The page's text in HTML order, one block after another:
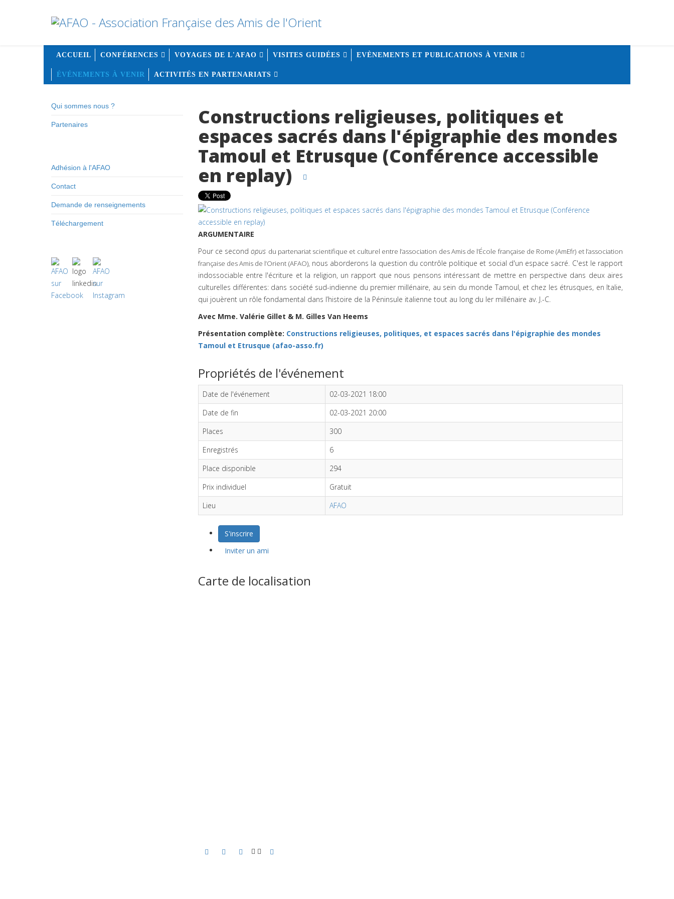
ACCUEIL CONFÉRENCES VOYAGES DE L'AFAO VISITES GUIDÉES EVÈNEMENTS ET PUBLICATIONS À VENIR
ÉVÉNEMENTS À VENIR ACTIVITÉS EN PARTENARIATS
Qui sommes nous ?
Partenaires
Adhésion à l'AFAO
Contact
Demande de renseignements
Téléchargement
Constructions religieuses, politiques et
espaces sacrés dans l'épigraphie des mondes
Tamoul et Etrusque (Conférence accessible
en replay)
ARGUMENTAIRE
Pour ce secondopus du partenariat scientifique et culturel entre l’association des Amis de l’École française de Rome (AmEfr) et l’association
française des Amis de l’Orient (AFAO), nous aborderons la question du contrôle politique et social d'un espace sacré. C'est le rapport
indossociable entre l'écriture et la religion, un rapport que nous pensons intéressant de mettre en perspective dans deux aires
culturelles différentes: dans société sud-indienne du premier millénaire, au sein du monde Tamoul, et chez les étrusques, en Italie,
qui jouèrent un rôle fondamental dans l’histoire de la Péninsule italienne tout au long du Ier millénaire av. J.-C.
Avec Mme. Valérie Gillet & M. Gilles Van Heems
Présentation complète: Constructions religieuses, politiques, et espaces sacrés dans l'épigraphie des mondes
Tamoul et Etrusque (afao-asso.fr)
Propriétés de l'événement
Date de l'événement
02-03-2021 18:00
Date de fin
02-03-2021 20:00
Places
300
Enregistrés
6
Place disponible
294
Prix individuel
Gratuit
Lieu
AFAO
S'inscrire
Inviter un ami
Carte de localisation